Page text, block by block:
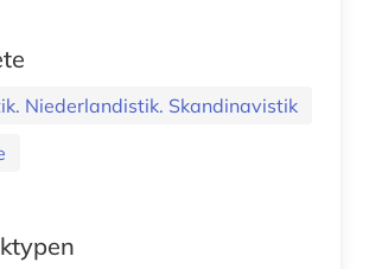
Niederlandistik. Skandinavistik